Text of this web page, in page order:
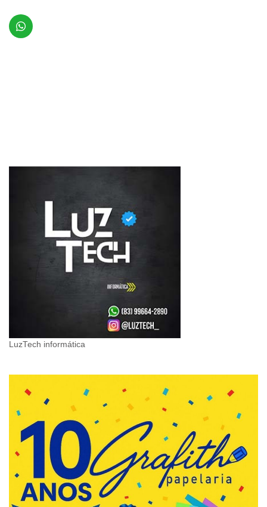
LuzTech informática